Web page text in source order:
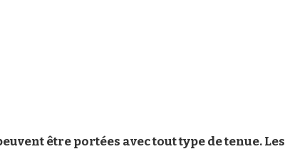
être portées avec tout type de tenue. Les